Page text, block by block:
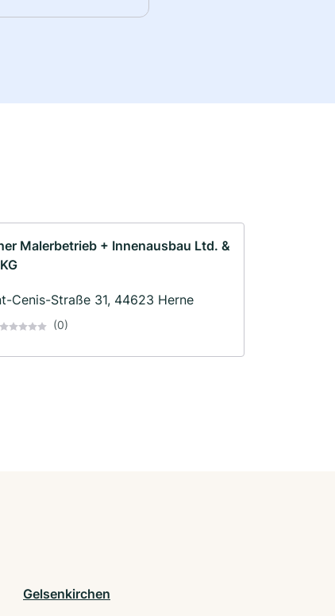
Malerbetrieb + Innenausbau Ltd. &
Cenis-Straße 31, 44623 Herne
(0)
Gelsenkirchen